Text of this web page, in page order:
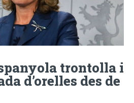
trontolla i
d’orelles des de